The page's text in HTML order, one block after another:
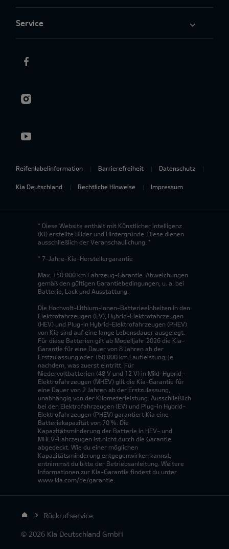
Service
Reifenlabelinformation Barrierefreiheit Datenschutz
Kia Deutschland Rechtliche Hinweise Impressum
* Diese Website enthält mit Künstlicher Intelligenz
(KI) erstellte Bilder und Hintergründe. Diese dienen
ausschließlich der Veranschaulichung. *
* 7-Jahre-Kia-Herstellergarantie
Max. 150.000 km Fahrzeug-Garantie. Abweichungen
gemäß den gültigen Garantiebedingungen, u. a. bei
Batterie, Lack und Ausstattung.
Die Hochvolt-Lithium-Ionen-Batterieeinheiten in den
Elektrofahrzeugen (EV), Hybrid-Elektrofahrzeugen
(HEV) und Plug-in Hybrid-Elektrofahrzeugen (PHEV)
von Kia sind auf eine lange Lebensdauer ausgelegt.
Für diese Batterien gilt ab Modelljahr 2026 die Kia-
Garantie für eine Dauer von 8 Jahren ab der
Erstzulassung oder 160.000 km Laufleistung, je
nachdem, was zuerst eintritt. Für
Niedervoltbatterien (48 V und 12 V) in Mild-Hybrid-
Elektrofahrzeugen (MHEV) gilt die Kia-Garantie für
eine Dauer von 2 Jahren ab der Erstzulassung,
unabhängig von der Kilometerleistung. Ausschließlich
bei den Elektrofahrzeugen (EV) und Plug-in Hybrid-
Elektrofahrzeugen (PHEV) garantiert Kia eine
Batteriekapazität von 70 %. Die
Kapazitätsminderung der Batterie in HEV- und
MHEV-Fahrzeugen ist nicht durch die Garantie
abgedeckt. Wie du einer möglichen
Kapazitätsminderung entgegenwirken kannst,
entnimmst du bitte der Betriebsanleitung. Weitere
Informationen zur Kia-Garantie findest du unter
www.kia.com/de/garantie.
Rückrufservice
© 2026 Kia Deutschland GmbH